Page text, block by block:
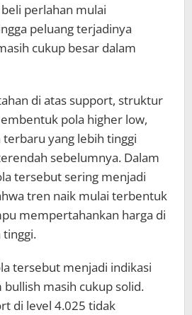
perlahan mulai
peluang terjadinya
cukup besar dalam
di atas support, struktur
pola higher low,
yang lebih tinggi
sebelumnya. Dalam
tersebut sering menjadi
tren naik mulai terbentuk
mempertahankan harga di
tinggi.
tersebut menjadi indikasi
masih cukup solid.
di level 4.025 tidak